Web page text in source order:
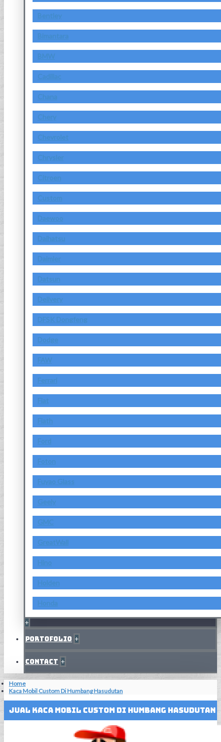
Bentley
Bimantara
BMW
Cadillac
Chana
Chery
Chevrolet
Chrysler
Citroen
Custom
Daewoo
Daihatsu
Daimler
Datsun
Delivery
DFSK Dongfeng
Dodge
FAW
Ferrari
Fiat
Fiath
Ford
Foton
Fuyao Glass
Geely
GMC
GreatWall
Hino
Holden
Honda
+
Portofolio +
Contact +
Home
Kaca Mobil Custom Di Humbang Hasudutan
Jual Kaca Mobil Custom Di Humbang Hasudutan